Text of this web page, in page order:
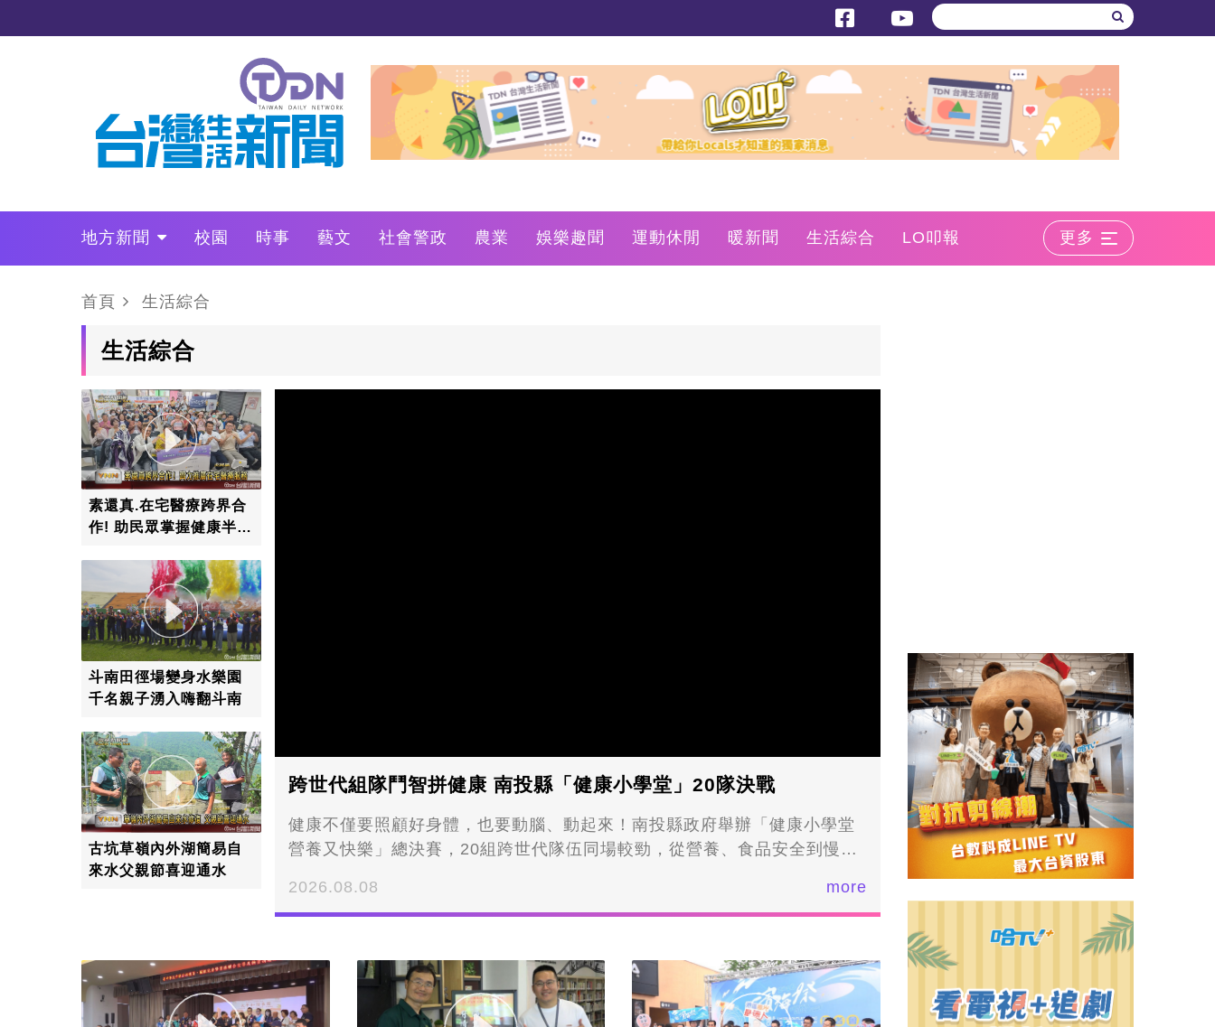
地方新聞 校園 時事 藝文 社會警政 農業 娛樂趣聞 運動休閒 暖新聞 生活綜合
LO叩報
政治
財經 LO叩敲敲門
更多
首頁 生活綜合
生活綜合
素還真.在宅醫療跨界合
作! 助民眾掌握健康半邊
斗南田徑場變身水樂園
千名親子湧入嗨翻斗南
古坑草嶺內外湖簡易自
來水父親節喜迎通水
跨世代組隊鬥智拼健康 南投縣「健康小學堂」20隊決戰
健康不僅要照顧好身體，也要動腦、動起來！南投縣政府舉辦「健康小學堂
營養又快樂」總決賽，20組跨世代隊伍同場較勁，從營養、食品安全到慢性
行動展現「活到老、學到老」的健康精神。▲南投縣政府舉辦「健康小學堂
營養又快樂」總決賽，讓長輩與親友一起動腦、學健康/記者 熊欣儀 攝題目
度。這場比賽限定要是跨世代的隊伍，讓長輩與親友一起動腦、學健康。從
營養、傳染病防治、心理健康，到食品安全、慢性病預防，透過搶答的遊
戲，把生活中的健康知識，變做趣味的競賽。活動今年來到第三屆，四場初
2026.08.08 more